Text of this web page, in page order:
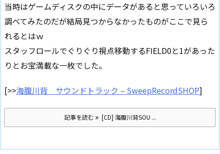
当時はゲームディスクの中にデータがあると思っていろいろ
調べてみたのだが結局見つからなかったものがここで見ら
れるとはｗ
スタッフロールでぐりぐり視点移動するFIELD0と1があった
りとお宝満載な一枚でした。
[>>海腹川背 サウンドトラック – SweepRecordSHOP]
記事を読む [CD] 海腹川背SOU ...